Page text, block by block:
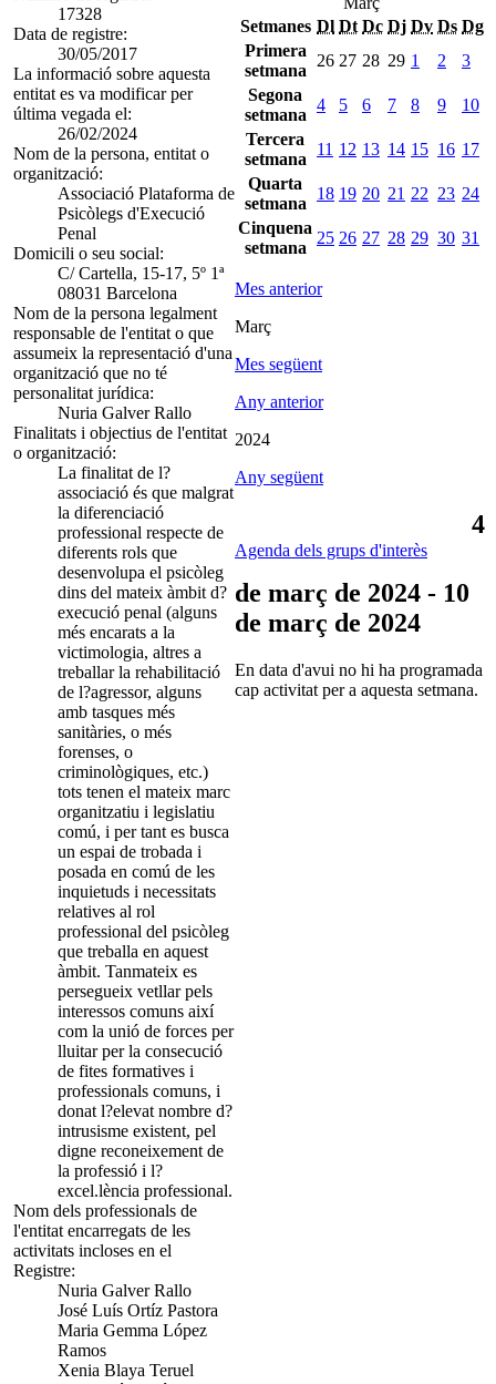
17328
Data de registre:
30/05/2017
La informació sobre aquesta
entitat es va modificar per
última vegada el:
26/02/2024
Nom de la persona, entitat o
organització:
Associació Plataforma de
Psicòlegs d'Execució
Penal
Domicili o seu social:
C/ Cartella, 15-17, 5º 1ª
08031 Barcelona
Nom de la persona legalment
responsable de l'entitat o que
assumeix la representació d'una
organització que no té
personalitat jurídica:
Nuria Galver Rallo
Finalitats i objectius de l'entitat
o organització:
La finalitat de l?
associació és que malgrat
la diferenciació
professional respecte de
diferents rols que
desenvolupa el psicòleg
dins del mateix àmbit d?
execució penal (alguns
més encarats a la
victimologia, altres a
treballar la rehabilitació
de l?agressor, alguns
amb tasques més
sanitàries, o més
forenses, o
criminològiques, etc.)
tots tenen el mateix marc
organitzatiu i legislatiu
comú, i per tant es busca
un espai de trobada i
posada en comú de les
inquietuds i necessitats
relatives al rol
professional del psicòleg
que treballa en aquest
àmbit. Tanmateix es
persegueix vetllar pels
interessos comuns així
com la unió de forces per
lluitar per la consecució
de fites formatives i
professionals comuns, i
donat l?elevat nombre d?
intrusisme existent, pel
digne reconeixement de
la professió i l?
excel.lència professional.
Nom dels professionals de
l'entitat encarregats de les
activitats incloses en el
Registre:
Nuria Galver Rallo
José Luís Ortíz Pastora
Maria Gemma López
Ramos
Xenia Blaya Teruel
Setmanes Dl Dt Dc Dj Dv Ds Dg
Primera
setmana
26 27 28 29 1 2
3
Segona
setmana
4 5 6 7 8 9
10
Tercera
setmana
11 12 13 14 15 16 17
Quarta
setmana
18 19 20 21 22 23 24
Cinquena
setmana
25 26 27 28 29 30 31
Mes anterior
Març
Mes següent
Any anterior
2024
Any següent
Agenda dels grups d'interès
4
de març de 2024 - 10
de març de 2024
En data d'avui no hi ha programada
cap activitat per a aquesta setmana.